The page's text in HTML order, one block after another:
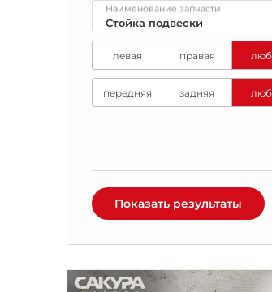
Наименование запчасти
левая правая
передняя задняя
Показать результаты